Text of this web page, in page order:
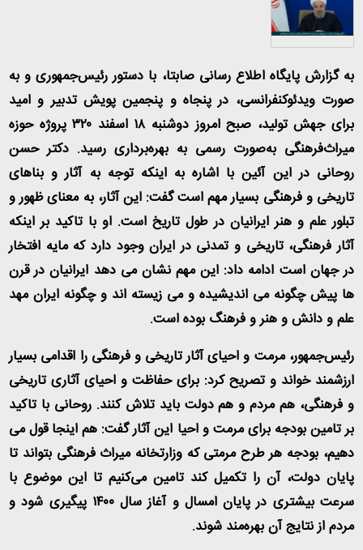
به گزارش پایگاه اطلاع رسانی صابتا، با دستور رئیس‌جمهوری و به
صورت ویدئوکنفرانسی، در پنجاه و پنجمین پویش تدبیر و امید
برای جهش تولید، صبح امروز دوشنبه ۱۸ اسفند ۳۲۰ پروژه حوزه
میراث‌فرهنگی به‌صورت رسمی به بهره‌برداری رسید. دکتر حسن
روحانی در این آئین با اشاره به اینکه توجه به آثار و بناهای
تاریخی و فرهنگی بسیار مهم است گفت: این آثار، به معنای ظهور و
تبلور علم و هنر ایرانیان در طول تاریخ است. او با تاکید بر اینکه
آثار فرهنگی، تاریخی و تمدنی در ایران وجود دارد که مایه افتخار
در جهان است ادامه داد: این مهم نشان می دهد ایرانیان در قرن
ها پیش چگونه می اندیشیده و می زیسته اند و چگونه ایران مهد
علم و دانش و هنر و فرهنگ بوده است.
رئیس‌جمهور، مرمت و احیای آثار تاریخی و فرهنگی را اقدامی بسیار
ارزشمند خواند و تصریح کرد: برای حفاظت و احیای آثاری تاریخی
و فرهنگی، هم مردم و هم دولت باید تلاش کنند. روحانی با تاکید
بر تامین بودجه برای مرمت و احیا این آثار گفت: هم اینجا قول می
دهیم، بودجه هر طرح مرمتی که وزارتخانه میراث فرهنگی بتواند تا
پایان دولت، آن را تکمیل کند تامین می‌کنیم تا این موضوع با
سرعت بیشتری در پایان امسال و آغاز سال ۱۴۰۰ پیگیری شود و
مردم از نتایج آن بهره‌مند شوند.